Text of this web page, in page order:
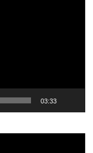
03:33